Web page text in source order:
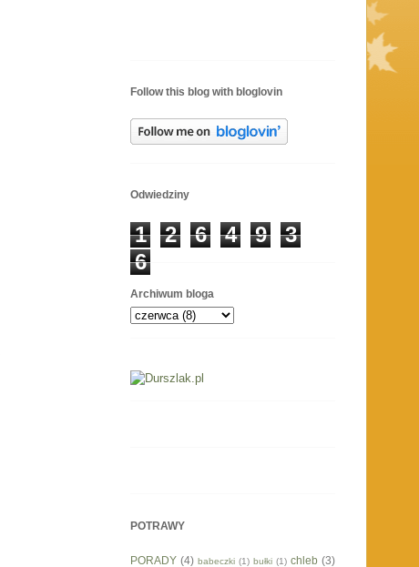
Follow this blog with bloglovin
Odwiedziny
1 2 6 4 9
3
6
Archiwum bloga
POTRAWY
PORADY (4) babeczki (1) bułki (1) chleb (3)